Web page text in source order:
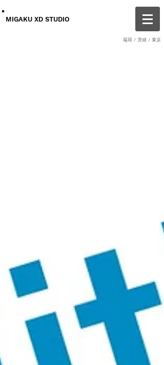
MIGAKU XD STUDIO
福岡 / 茨城 / 東京